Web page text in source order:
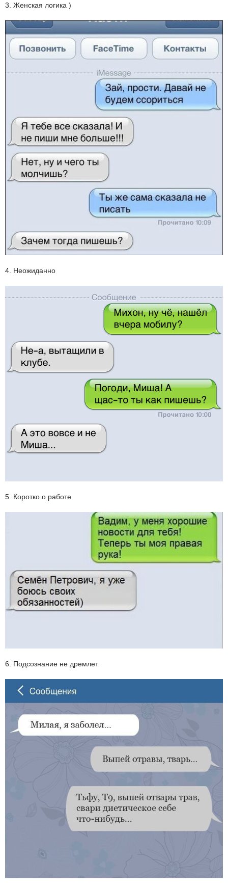
3. Женская логика )
4. Неожиданно
5. Коротко о работе
6. Подсознание не дремлет